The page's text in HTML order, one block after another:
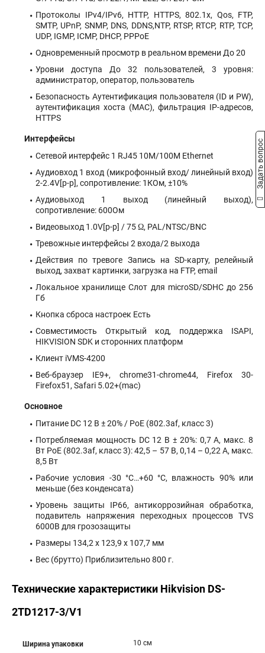
Протоколы IPv4/IPv6, HTTP, HTTPS, 802.1x, Qos, FTP,
SMTP, UPnP, SNMP, DNS, DDNS,NTP, RTSP, RTCP, RTP, TCP,
UDP, IGMP, ICMP, DHCP, PPPoE
Одновременный просмотр в реальном времени До 20
Уровни доступа До 32 пользователей, 3 уровня:
администратор, оператор, пользователь
Безопасность Аутентификация пользователя (ID и PW),
аутентификация хоста (MAC), фильтрация IP-адресов,
HTTPS
Интерфейсы
Сетевой интерфейс 1 RJ45 10M/100M Ethernet
Аудиовход 1 вход (микрофонный вход/ линейный вход)
2-2.4V[p-p], сопротивление: 1КОм, ±10%
Аудиовыход 1 выход (линейный выход),
сопротивление: 600Ом
Видеовыход 1.0V[p-p] / 75 Ω, PAL/NTSC/BNC
Тревожные интерфейсы 2 входа/2 выхода
Действия по тревоге Запись на SD-карту, релейный
выход, захват картинки, загрузка на FTP, email
Локальное хранилище Слот для microSD/SDHC до 256
Гб
Кнопка сброса настроек Есть
Совместимость Открытый код, поддержка ISAPI,
HIKVISION SDK и сторонних платформ
Клиент iVMS-4200
Веб-браузер IE9+, chrome31-chrome44, Firefox 30-
Firefox51, Safari 5.02+(mac)
Основное
Питание DC 12 В ± 20% / PoE (802.3af, класс 3)
Потребляемая мощность DC 12 В ± 20%: 0,7 А, макс. 8
Вт PoE (802.3af, класс 3): 42,5 – 57 В, 0,14 – 0,22 А, макс.
8,5 Вт
Рабочие условия -30 °C…+60 °C, влажность 90% или
меньше (без конденсата)
Уровень защиты IP66, антикоррозийная обработка,
подавитель напряжения переходных процессов TVS
6000В для грозозащиты
Размеры 134,2 х 123,9 х 107,7 мм
Вес (брутто) Приблизительно 800 г.
Технические характеристики Hikvision DS-
2TD1217-3/V1
Ширина упаковки 10 см
Задать вопрос